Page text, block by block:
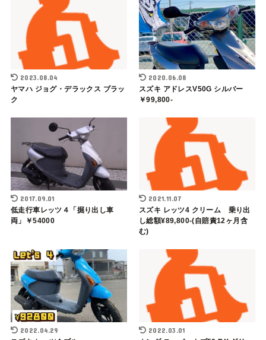
2023.08.04
ヤマハ ジョグ・デラックス ブラッ
ク
2020.06.08
スズキ アドレスV50G シルバー
￥99,800-
2017.09.01
低走行車レッツ４「掘り出し車
両」￥54000
2021.11.07
スズキ レッツ4 クリーム 乗り出
し総額¥89,800-(自賠責12ヶ月含
む)
2022.04.29 2022.03.01